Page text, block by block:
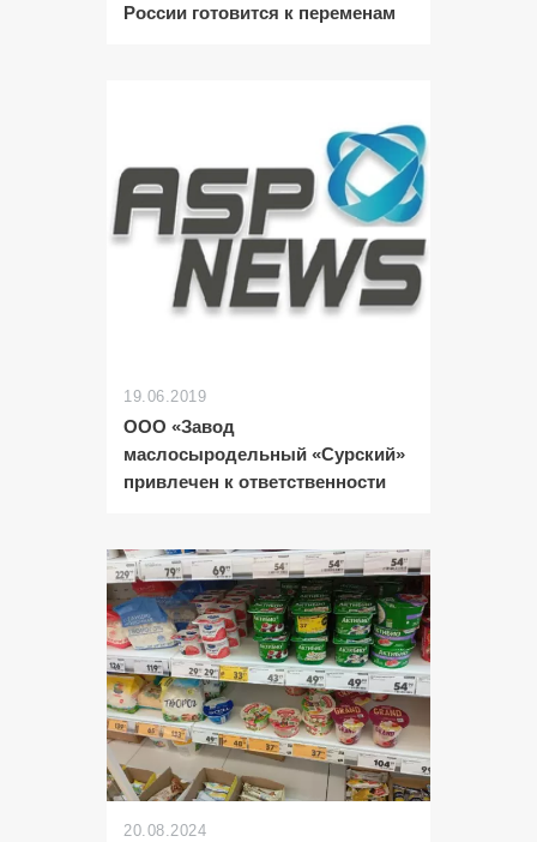
России готовится к переменам
19.06.2019
ООО «Завод
маслосыродельный «Сурский»
привлечен к ответственности
20.08.2024